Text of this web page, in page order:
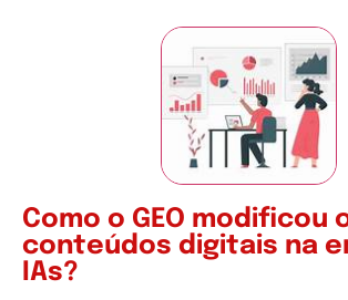
Como o GEO modificou
conteúdos digitais na
IAs?